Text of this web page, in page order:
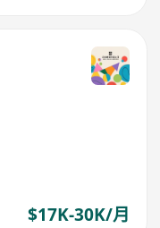
$17K-30K/月